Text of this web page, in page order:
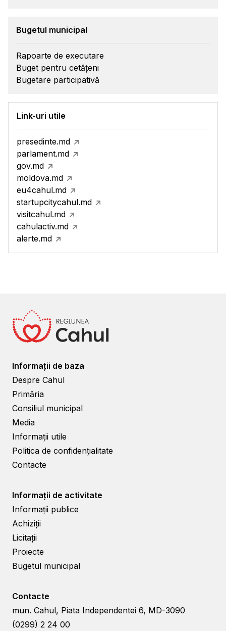
Bugetul municipal
Rapoarte de executare
Buget pentru cetățeni
Bugetare participativă
Link-uri utile
presedinte.md
parlament.md
gov.md
moldova.md
eu4cahul.md
startupcitycahul.md
visitcahul.md
cahulactiv.md
alerte.md
Informații de baza
Despre Cahul
Primăria
Consiliul municipal
Media
Informații utile
Politica de confidențialitate
Contacte
Informații de activitate
Informații publice
Achiziții
Licitații
Proiecte
Bugetul municipal
Contacte
mun. Cahul, Piata Independentei 6, MD-3090
(0299) 2 24 00